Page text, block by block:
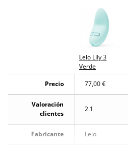
Lelo Lily 3
Verde
Precio 77,00 €
Valoración
clientes
2.1
Fabricante Lelo